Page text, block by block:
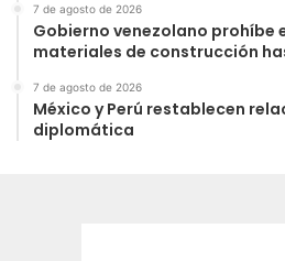
7 de agosto de 2026
Gobierno venezolano prohíbe
materiales de construcción
7 de agosto de 2026
México y Perú restablecen
diplomática